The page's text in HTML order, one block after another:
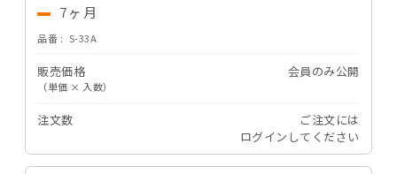
7ヶ月
品番 S-33A
販売価格
（単価 × 入数）
会員のみ公開
注文数
ご注文には
ログイン してください